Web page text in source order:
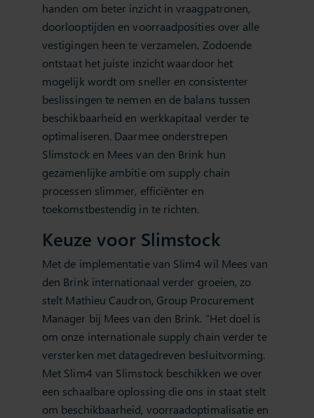
handen om beter inzicht in vraagpatronen,
doorlooptijden en voorraadposities over alle
vestigingen heen te verzamelen. Zodoende
ontstaat het juiste inzicht waardoor het
mogelijk wordt om sneller en consistenter
beslissingen te nemen en de balans tussen
beschikbaarheid en werkkapitaal verder te
optimaliseren. Daarmee onderstrepen
Slimstock en Mees van den Brink hun
gezamenlijke ambitie om supply chain
processen slimmer, efficiënter en
toekomstbestendig in te richten.
Keuze voor Slimstock
Met de implementatie van Slim4 wil Mees van
den Brink internationaal verder groeien, zo
stelt Mathieu Caudron, Group Procurement
Manager bij Mees van den Brink. “Het doel is
om onze internationale supply chain verder te
versterken met datagedreven besluitvorming.
Met Slim4 van Slimstock beschikken we over
een schaalbare oplossing die ons in staat stelt
om beschikbaarheid, voorraadoptimalisatie en